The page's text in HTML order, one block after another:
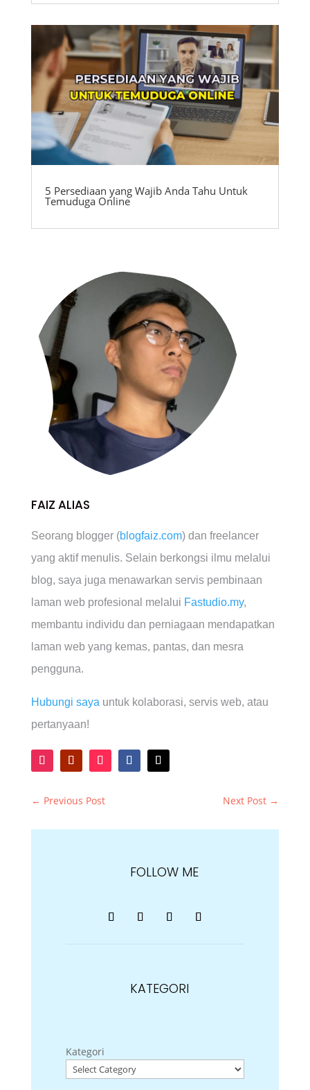
5 Persediaan yang Wajib Anda Tahu Untuk
Temuduga Online
FAIZ ALIAS
Seorang blogger (blogfaiz.com) dan freelancer
yang aktif menulis. Selain berkongsi ilmu melalui
blog, saya juga menawarkan servis pembinaan
laman web profesional melalui Fastudio.my,
membantu individu dan perniagaan mendapatkan
laman web yang kemas, pantas, dan mesra
pengguna.
Hubungi saya untuk kolaborasi, servis web, atau
pertanyaan!
← Previous Post Next Post →
FOLLOW ME
KATEGORI
Kategori